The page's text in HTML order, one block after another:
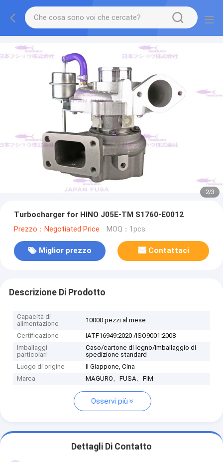
2/3
Turbocharger for HINO J05E-TM S1760-E0012
Prezzo：Negotiated Price MOQ：1pcs
Miglior prezzo Contattaci
Descrizione Di Prodotto
Capacità di
alimentazione
10000 pezzi al mese
Certificazione
IATF16949:2020 /ISO9001:2008
Imballaggi
particolari
Caso/cartone di legno/imballaggio di
spedizione standard
Luogo di origine
Il Giappone, Cina
Marca
MAGURO、FUSA、FIM
Osservi più
Dettagli Di Contatto